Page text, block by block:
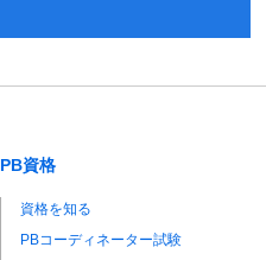
PB資格
資格を知る
PBコーディネーター試験